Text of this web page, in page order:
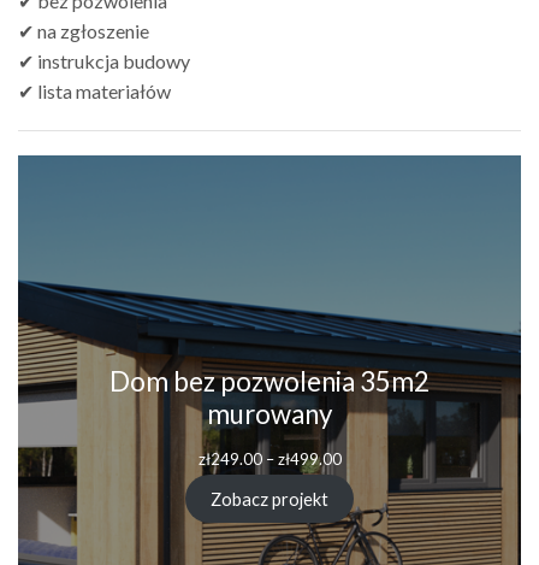
✔ na zgłoszenie
✔ instrukcja budowy
✔ lista materiałów
Dom bez pozwolenia 35m2
murowany
zł249.00 – zł499.00Zakres
od
zł249.00
do
zł499.00
Zobacz projekt